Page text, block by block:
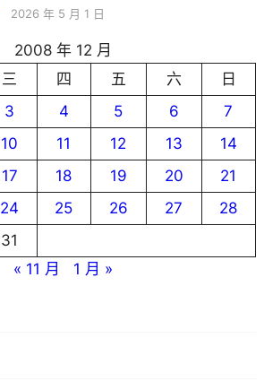
2026 年 5 月 1 日
2008 年 12 月
三 四 五 六
日
3 4 5 6
7
10 11 12 13
14
17 18 19 20
21
24 25 26 27
28
31
« 11 月
1 月 »